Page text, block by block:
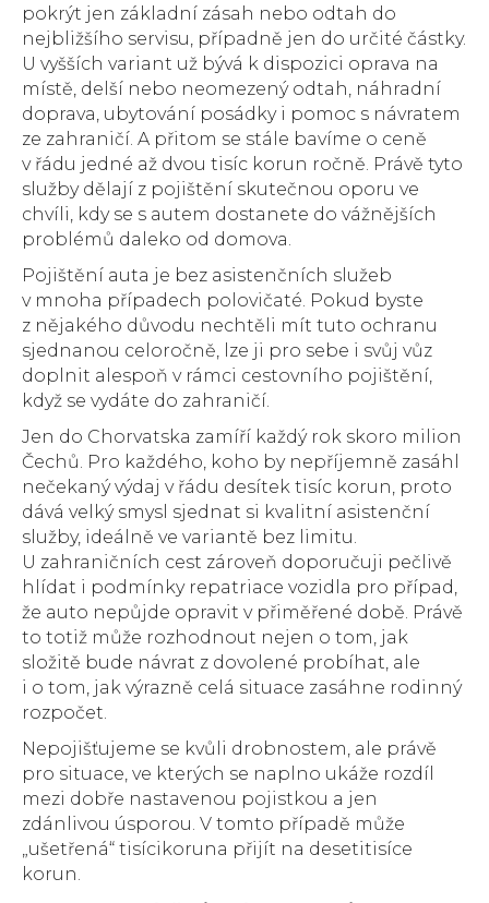
pokrýt jen základní zásah nebo odtah do
nejbližšího servisu, případně jen do určité částky.
U vyšších variant už bývá k dispozici oprava na
místě, delší nebo neomezený odtah, náhradní
doprava, ubytování posádky i pomoc s návratem
ze zahraničí. A přitom se stále bavíme o ceně
v řádu jedné až dvou tisíc korun ročně. Právě tyto
služby dělají z pojištění skutečnou oporu ve
chvíli, kdy se s autem dostanete do vážnějších
problémů daleko od domova.
Pojištění auta je bez asistenčních služeb
v mnoha případech polovičaté. Pokud byste
z nějakého důvodu nechtěli mít tuto ochranu
sjednanou celoročně, lze ji pro sebe i svůj vůz
doplnit alespoň v rámci cestovního pojištění,
když se vydáte do zahraničí.
Jen do Chorvatska zamíří každý rok skoro milion
Čechů. Pro každého, koho by nepříjemně zasáhl
nečekaný výdaj v řádu desítek tisíc korun, proto
dává velký smysl sjednat si kvalitní asistenční
služby, ideálně ve variantě bez limitu.
U zahraničních cest zároveň doporučuji pečlivě
hlídat i podmínky repatriace vozidla pro případ,
že auto nepůjde opravit v přiměřené době. Právě
to totiž může rozhodnout nejen o tom, jak
složitě bude návrat z dovolené probíhat, ale
i o tom, jak výrazně celá situace zasáhne rodinný
rozpočet.
Nepojišťujeme se kvůli drobnostem, ale právě
pro situace, ve kterých se naplno ukáže rozdíl
mezi dobře nastavenou pojistkou a jen
zdánlivou úsporou. V tomto případě může
„ušetřená“ tisícikoruna přijít na desetitisíce
korun.